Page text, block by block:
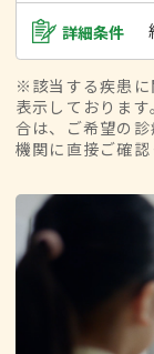
詳細条件
※該当する疾患に
表示しておりま
合は、ご希望の
機関に直接ご確認